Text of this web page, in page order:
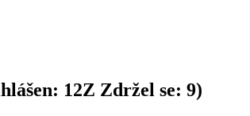
12Z Zdržel se: 9)